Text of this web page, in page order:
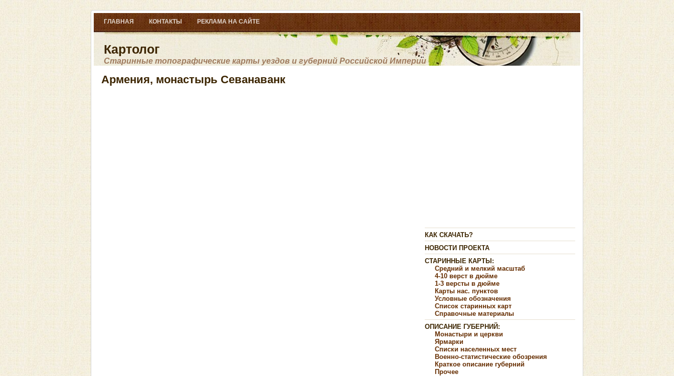
ГЛАВНАЯ КОНТАКТЫ РЕКЛАМА НА САЙТЕ
Картолог
Старинные топографические карты уездов и губерний Российской Империи
Армения, монастырь Севанаванк
КАК СКАЧАТЬ?
НОВОСТИ ПРОЕКТА
СТАРИННЫЕ КАРТЫ:
Средний и мелкий масштаб
4-10 верст в дюйме
1-3 версты в дюйме
Карты нас. пунктов
Условные обозначения
Список старинных карт
Справочные материалы
ОПИСАНИЕ ГУБЕРНИЙ:
Монастыри и церкви
Ярмарки
Списки населенных мест
Военно-статистические обозрения
Краткое описание губерний
Прочее